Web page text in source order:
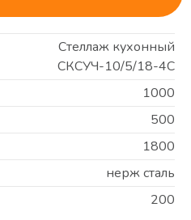
Стеллаж кухонный
СКСУЧ-10/5/18-4С
1000
500
1800
нерж сталь
200